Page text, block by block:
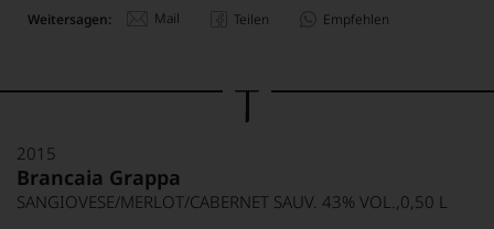
Weitersagen: Mail Teilen Empfehlen
2015
Brancaia Grappa
SANGIOVESE/MERLOT/CABERNET SAUV. 43% VOL.,0,50 L